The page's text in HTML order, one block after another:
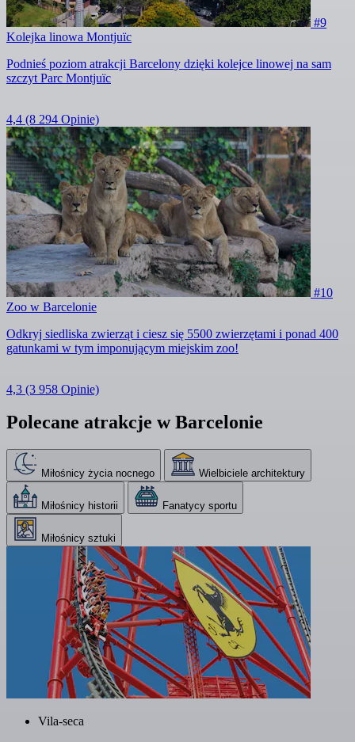
#9
Kolejka linowa Montjuïc
Podnieś poziom atrakcji Barcelony dzięki kolejce linowej na sam
szczyt Parc Montjuïc
4,4 (8 294 Opinie)
#10
Zoo w Barcelonie
Odkryj siedliska zwierząt i ciesz się 5500 zwierzętami i ponad 400
gatunkami w tym imponującym miejskim zoo!
4,3 (3 958 Opinie)
Polecane atrakcje w Barcelonie
Miłośnicy życia nocnego Wielbiciele architektury
Miłośnicy historii Fanatycy sportu
Miłośnicy sztuki
Vila-seca